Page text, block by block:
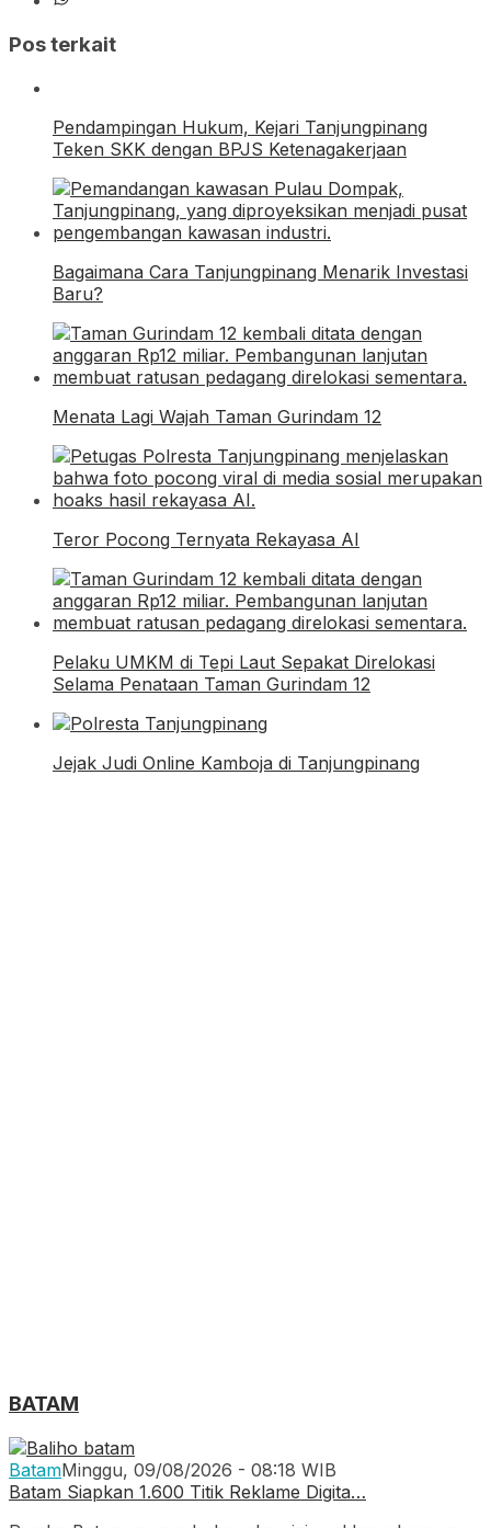
Pos terkait
Pendampingan Hukum, Kejari Tanjungpinang
Teken SKK dengan BPJS Ketenagakerjaan
Bagaimana Cara Tanjungpinang Menarik Investasi
Baru?
Menata Lagi Wajah Taman Gurindam 12
Teror Pocong Ternyata Rekayasa AI
Pelaku UMKM di Tepi Laut Sepakat Direlokasi
Selama Penataan Taman Gurindam 12
Jejak Judi Online Kamboja di Tanjungpinang
BATAM
BatamMinggu, 09/08/2026 - 08:18 WIB
Batam Siapkan 1.600 Titik Reklame Digita…